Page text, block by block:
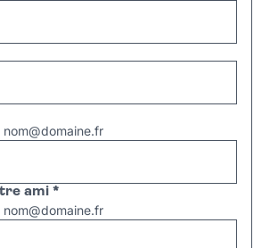
ami *